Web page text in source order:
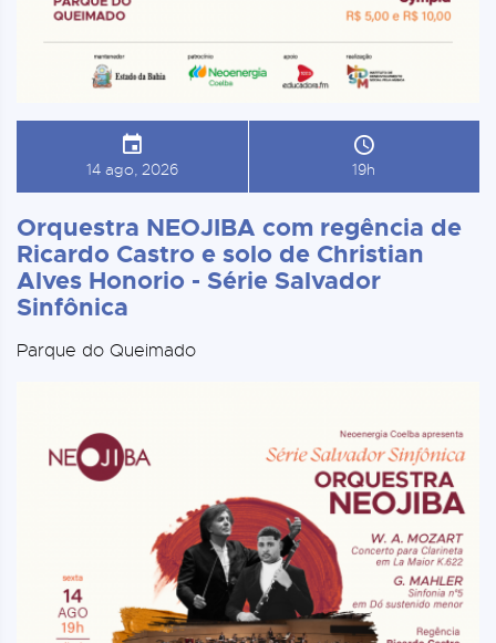
14 ago, 2026 19h
Orquestra NEOJIBA com regência de
Ricardo Castro e solo de Christian
Alves Honorio - Série Salvador
Sinfônica
Parque do Queimado